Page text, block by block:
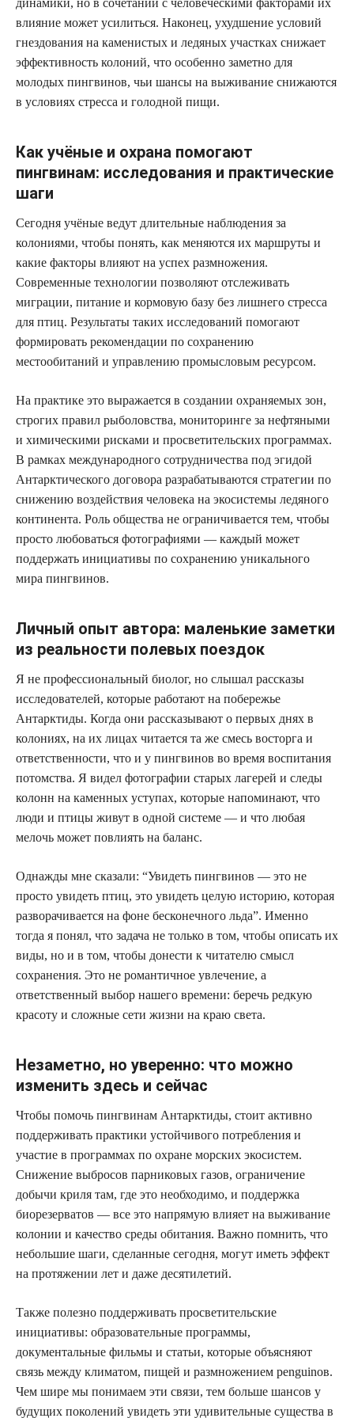
влияние может усилиться. Наконец, ухудшение условий
гнездования на каменистых и ледяных участках снижает
эффективность колоний, что особенно заметно для
молодых пингвинов, чьи шансы на выживание снижаются
в условиях стресса и голодной пищи.
Как учёные и охрана помогают
пингвинам: исследования и практические
шаги
Сегодня учёные ведут длительные наблюдения за
колониями, чтобы понять, как меняются их маршруты и
какие факторы влияют на успех размножения.
Современные технологии позволяют отслеживать
миграции, питание и кормовую базу без лишнего стресса
для птиц. Результаты таких исследований помогают
формировать рекомендации по сохранению
местообитаний и управлению промысловым ресурсом.
На практике это выражается в создании охраняемых зон,
строгих правил рыболовства, мониторинге за нефтяными
и химическими рисками и просветительских программах.
В рамках международного сотрудничества под эгидой
Антарктического договора разрабатываются стратегии по
снижению воздействия человека на экосистемы ледяного
континента. Роль общества не ограничивается тем, чтобы
просто любоваться фотографиями — каждый может
поддержать инициативы по сохранению уникального
мира пингвинов.
Личный опыт автора: маленькие заметки
из реальности полевых поездок
Я не профессиональный биолог, но слышал рассказы
исследователей, которые работают на побережье
Антарктиды. Когда они рассказывают о первых днях в
колониях, на их лицах читается та же смесь восторга и
ответственности, что и у пингвинов во время воспитания
потомства. Я видел фотографии старых лагерей и следы
колонн на каменных уступах, которые напоминают, что
люди и птицы живут в одной системе — и что любая
мелочь может повлиять на баланс.
Однажды мне сказали: “Увидеть пингвинов — это не
просто увидеть птиц, это увидеть целую историю, которая
разворачивается на фоне бесконечного льда”. Именно
тогда я понял, что задача не только в том, чтобы описать их
виды, но и в том, чтобы донести к читателю смысл
сохранения. Это не романтичное увлечение, а
ответственный выбор нашего времени: беречь редкую
красоту и сложные сети жизни на краю света.
Незаметно, но уверенно: что можно
изменить здесь и сейчас
Чтобы помочь пингви­нам Антарктиды, стоит активно
поддерживать практики устойчивого потребления и
участие в программах по охране морских экосистем.
Снижение выбросов парниковых газов, ограничение
добычи криля там, где это необходимо, и поддержка
биорезерватов — все это напрямую влияет на выживание
колонии и качество среды обитания. Важно помнить, что
небольшие шаги, сделанные сегодня, могут иметь эффект
на протяжении лет и даже десятилетий.
Также полезно поддерживать просветительские
инициативы: образовательные программы,
документальные фильмы и статьи, которые объясняют
связь между климатом, пищей и размножением penguinов.
Чем шире мы понимаем эти связи, тем больше шансов у
будущих поколений увидеть эти удивительные существа в